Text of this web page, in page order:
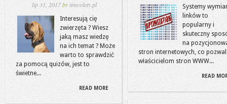
lip 31, 2017bytimrolety.pl
Interesują cię
zwierzęta ? Wiesz
jaką masz wiedzę
na ich temat ? Może
warto to sprawdzić
za pomocą quizów, jest to
świetne...
READ MORE
Systemy
linków to
popularny i
skuteczny
na
stron internetowych, co
właścicielom stron WWW...
READ